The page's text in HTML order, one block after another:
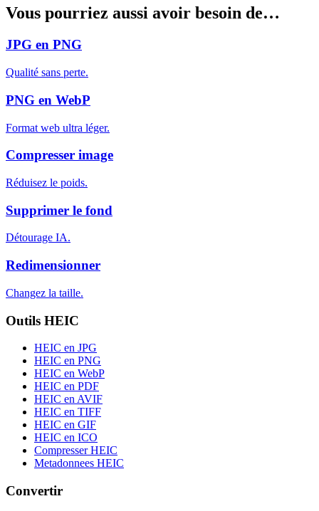
Vous pourriez aussi avoir besoin de…
JPG en PNG
Qualité sans perte.
PNG en WebP
Format web ultra léger.
Compresser image
Réduisez le poids.
Supprimer le fond
Détourage IA.
Redimensionner
Changez la taille.
Outils HEIC
HEIC en JPG
HEIC en PNG
HEIC en WebP
HEIC en PDF
HEIC en AVIF
HEIC en TIFF
HEIC en GIF
HEIC en ICO
Compresser HEIC
Metadonnees HEIC
Convertir